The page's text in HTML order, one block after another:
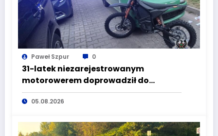
Paweł Szpur 0
31-latek niezarejestrowanym
motorowerem doprowadził do
wypadku będąc pod wpływem
alkoholu
05.08.2026